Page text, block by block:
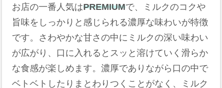
お店の一番人気はPREMIUMで、ミルクのコクや
旨味をしっかりと感じられる濃厚な味わいが特徴
です。さわやかな甘さの中にミルクの深い味わい
が広がり、口に入れるとスッと溶けていく滑らか
な食感が楽しめます。濃厚でありながら口の中で
ベトベトしたりまとわりつくことがなく、ミルク